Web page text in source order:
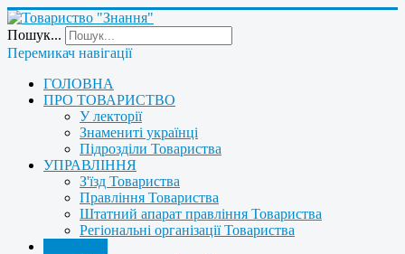
Пошук...
Перемикач навігації
ГОЛОВНА
ПРО ТОВАРИСТВО
У лекторії
Знамениті українці
Підрозділи Товариства
УПРАВЛІННЯ
З'їзд Товариства
Правління Товариства
Штатний апарат правління Товариства
Регіональні організації Товариства